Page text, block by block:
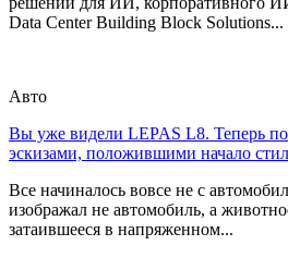
Data Center Building Block Solutions...
Авто
Вы уже видели LEPAS L8. Теперь
эскизами, положившими начало
Все начиналось вовсе не с
изображал не автомобиль, а
затаившееся в напряженном...